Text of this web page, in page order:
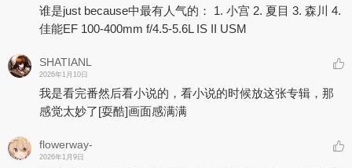
谁是just because中最有人气的： 1. 小宫 2. 夏目 3. 森川 4.
佳能EF 100-400mm f/4.5-5.6L IS II USM
SHATIANL
2026年1月10日
我是看完番然后看小说的，看小说的时候放这张专辑，那
感觉太妙了[耍酷]画面感满满
flowerway-
2026年1月9日